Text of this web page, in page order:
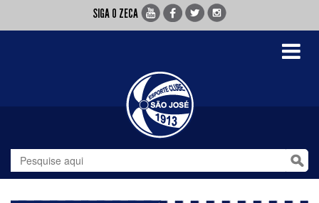
SIGA O ZECA
Toggle